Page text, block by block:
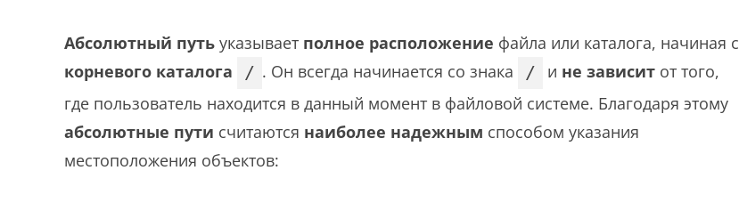
Абсолютный путь указывает полное расположение файла или каталога, начиная с
корневого каталога
/ . Он всегда начинается со знака / и не зависит от того,
где пользователь находится в данный момент в файловой системе. Благодаря этому
абсолютные пути считаются наиболее надежным способом указания
местоположения объектов: